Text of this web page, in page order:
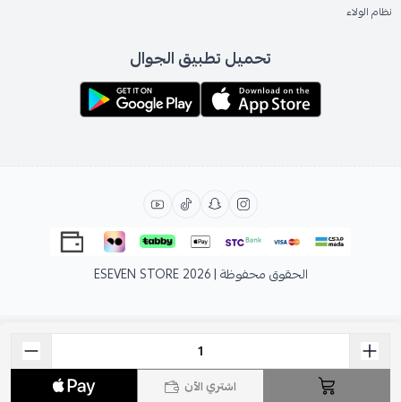
اشتري الآن
نظام الولاء
تحميل تطبيق الجوال
الحقوق محفوظة | 2026 ESEVEN STORE